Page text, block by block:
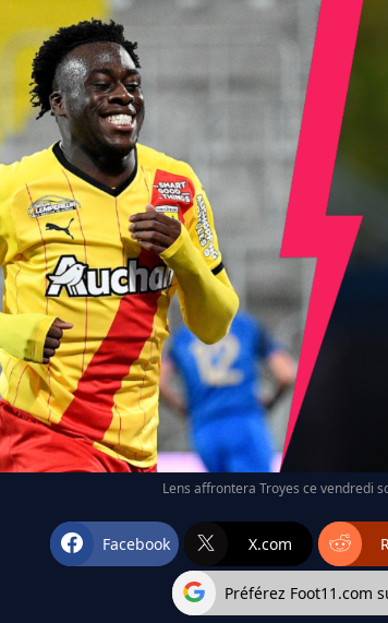
Lens affrontera Troyes ce vendredi
Facebook X.com
Préférez Foot11.com